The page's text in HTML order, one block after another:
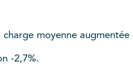
moyenne augmentée
-2,7%.